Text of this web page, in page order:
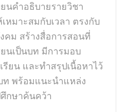
นคำอธิบายรายวิชา
หมาะสมกับเวลา ตรงกับ
คม สร้างสื่อการสอนที่
นเป็นบท มีการมอบ
ยน และทำสรุปเนื้อหาไว้
พร้อมแนะนำแหล่ง
ศึกษาค้นคว้า